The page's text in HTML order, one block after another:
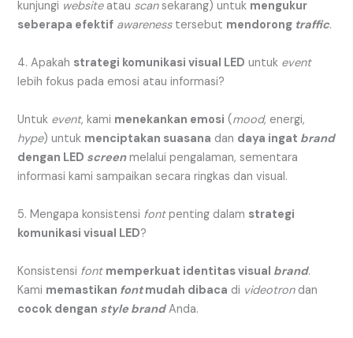
kunjungi websiteatau scansekarang) untuk mengukur
seberapa efektif awarenesstersebut mendorong traffic.
4. Apakah strategi komunikasi visual LED untuk event
lebih fokus pada emosi atau informasi?
Untuk event, kami menekankan emosi (mood, energi,
hype) untuk menciptakan suasana dan daya ingat brand
dengan LED screenmelalui pengalaman, sementara
informasi kami sampaikan secara ringkas dan visual.
5. Mengapa konsistensi fontpenting dalam strategi
komunikasi visual LED?
Konsistensi font memperkuat identitas visual brand.
Kami memastikan fontmudah dibaca di videotrondan
cocok dengan style brandAnda.